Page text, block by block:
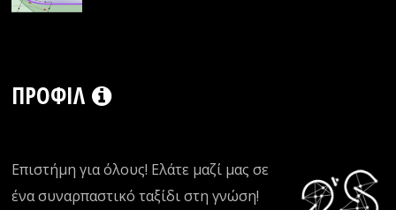
ΠΡΟΦΊΛ
Επιστήμη για όλους! Ελάτε μαζί μας σε
ένα συναρπαστικό ταξίδι στη γνώση!